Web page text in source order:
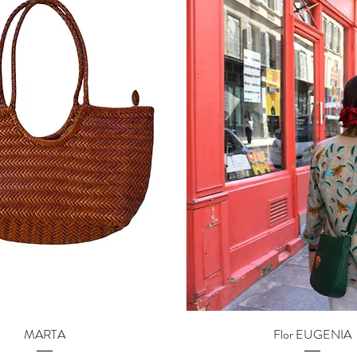
Aperçu rapide
MARTA
Aperçu rapide
Flor EUGENIA